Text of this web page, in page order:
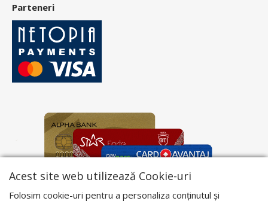
Parteneri
Acest site web utilizează Cookie-uri
Folosim cookie-uri pentru a personaliza conținutul și